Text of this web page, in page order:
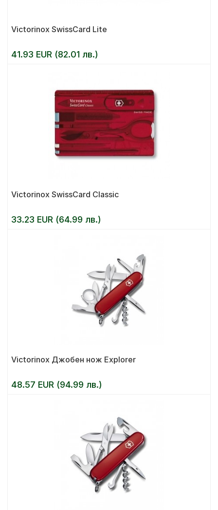
Victorinox SwissCard Lite
41.93 EUR (82.01 лв.)
Victorinox SwissCard Classic
33.23 EUR (64.99 лв.)
Victorinox Джобен нож Explorer
48.57 EUR (94.99 лв.)